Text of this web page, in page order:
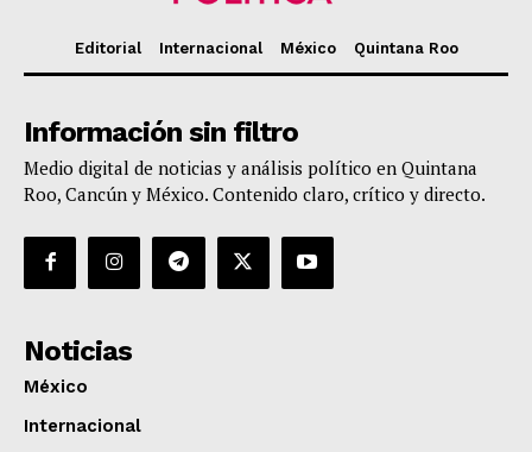
Editorial Internacional México Quintana Roo
Información sin filtro
Medio digital de noticias y análisis político en Quintana
Roo, Cancún y México. Contenido claro, crítico y directo.
Noticias
México
Internacional